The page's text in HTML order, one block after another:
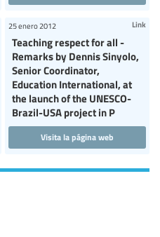
Teaching respect for all -
Remarks by Dennis Sinyolo,
Senior Coordinator,
Education International, at
the launch of the UNESCO-
Brazil-USA project in P
25 enero 2012 Link
Visita la página web